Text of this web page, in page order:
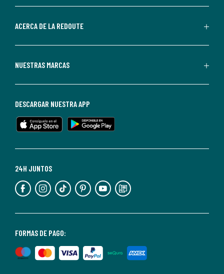
parte
Redoute.
de
en
cualquier
Para
información,
puedes
nuestra
de
privacidad</2>.
ACERCA DE LA REDOUTE
NUESTRAS MARCAS
FORMAS DE PAGO:
24H JUNTOS
DESCARGAR NUESTRA APP